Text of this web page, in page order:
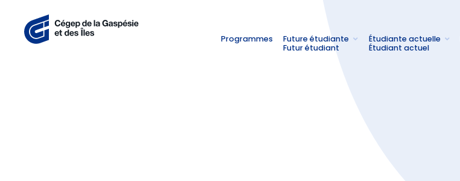
Programmes
Future étudiante
Futur étudiant
Étudiante actuelle
Étudiant actuel